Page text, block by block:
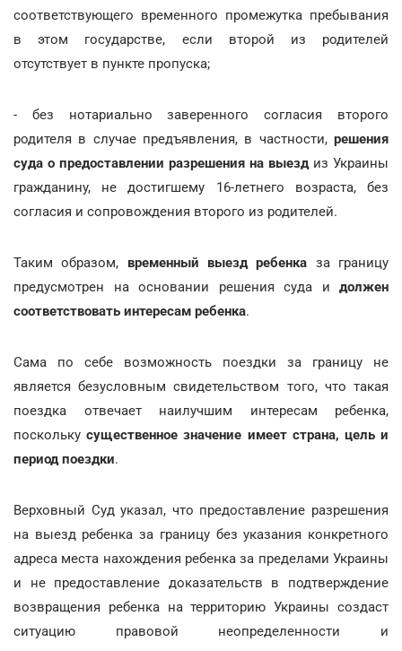
соответствующего временного промежутка пребывания
в этом государстве, если второй из родителей
отсутствует в пункте пропуска;
- без нотариально заверенного согласия второго
родителя в случае предъявления, в частности, решения
суда о предоставлении разрешения на выездиз Украины
гражданину, не достигшему 16-летнего возраста, без
согласия и сопровождения второго из родителей.
Таким образом, временный выезд ребенка за границу
предусмотрен на основании решения суда и должен
соответствовать интересам ребенка.
Сама по себе возможность поездки за границу не
является безусловным свидетельством того, что такая
поездка отвечает наилучшим интересам ребенка,
посколькусущественное значение имеет страна, цель и
период поездки.
Верховный Суд указал, что предоставление разрешения
на выезд ребенка за границу без указания конкретного
адреса места нахождения ребенка за пределами Украины
и не предоставление доказательств в подтверждение
возвращения ребенка на территорию Украины создаст
ситуацию правовой неопределенности и